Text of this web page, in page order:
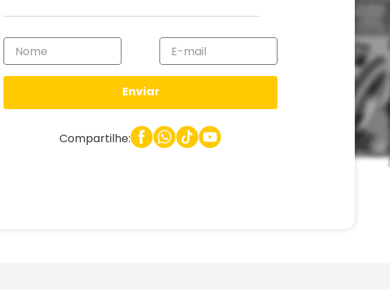
Enviar
Compartilhe: